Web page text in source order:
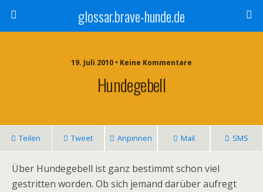
glossar.brave-hunde.de
19. Juli 2010 • Keine Kommentare
Hundegebell
Teilen Tweet Anpinnen Mail SMS
Über Hundegebell ist ganz bestimmt schon viel
gestritten worden. Ob sich jemand darüber aufregt